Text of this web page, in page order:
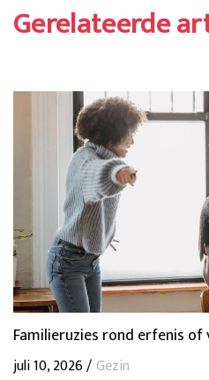
Gerelateerde
Familieruzies rond erfenis
juli 10, 2026 /Gezin